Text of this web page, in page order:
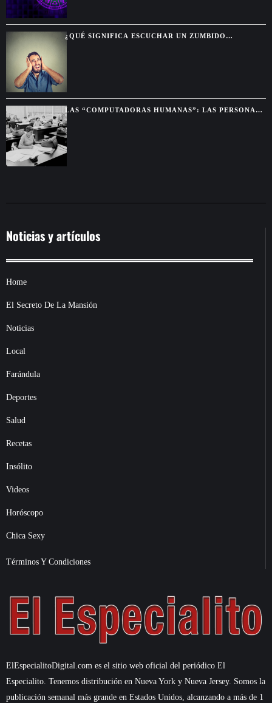
¿QUÉ SIGNIFICA ESCUCHAR UN ZUMBIDO
LAS “COMPUTADORAS HUMANAS”: LAS PERSONAS
QUE HACÍAN LOS CÁLCULOS ANTES DE LAS
COMPUTADORAS
Noticias y artículos
Home
El Secreto De La Mansión
Noticias
Local
Farándula
Deportes
Salud
Recetas
Insólito
Videos
Horóscopo
Chica Sexy
Términos Y Condiciones
ElEspecialitoDigital.com es el sitio web oficial del periódico El
Especialito. Tenemos distribución en Nueva York y Nueva Jersey. Somos la
publicación semanal más grande en Estados Unidos, alcanzando a más de 1